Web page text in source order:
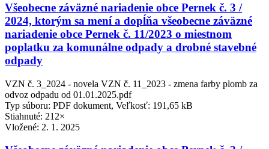
Všeobecne záväzné nariadenie obce Pernek č. 3 /
2024, ktorým sa mení a dopĺňa všeobecne záväzné
nariadenie obce Pernek č. 11/2023 o miestnom
poplatku za komunálne odpady a drobné stavebné
odpady
VZN č. 3_2024 - novela VZN č. 11_2023 - zmena farby plomb za
odvoz odpadu od 01.01.2025.pdf
Typ súboru: PDF dokument, Veľkosť: 191,65 kB
Stiahnuté: 212×
Vložené: 2. 1. 2025